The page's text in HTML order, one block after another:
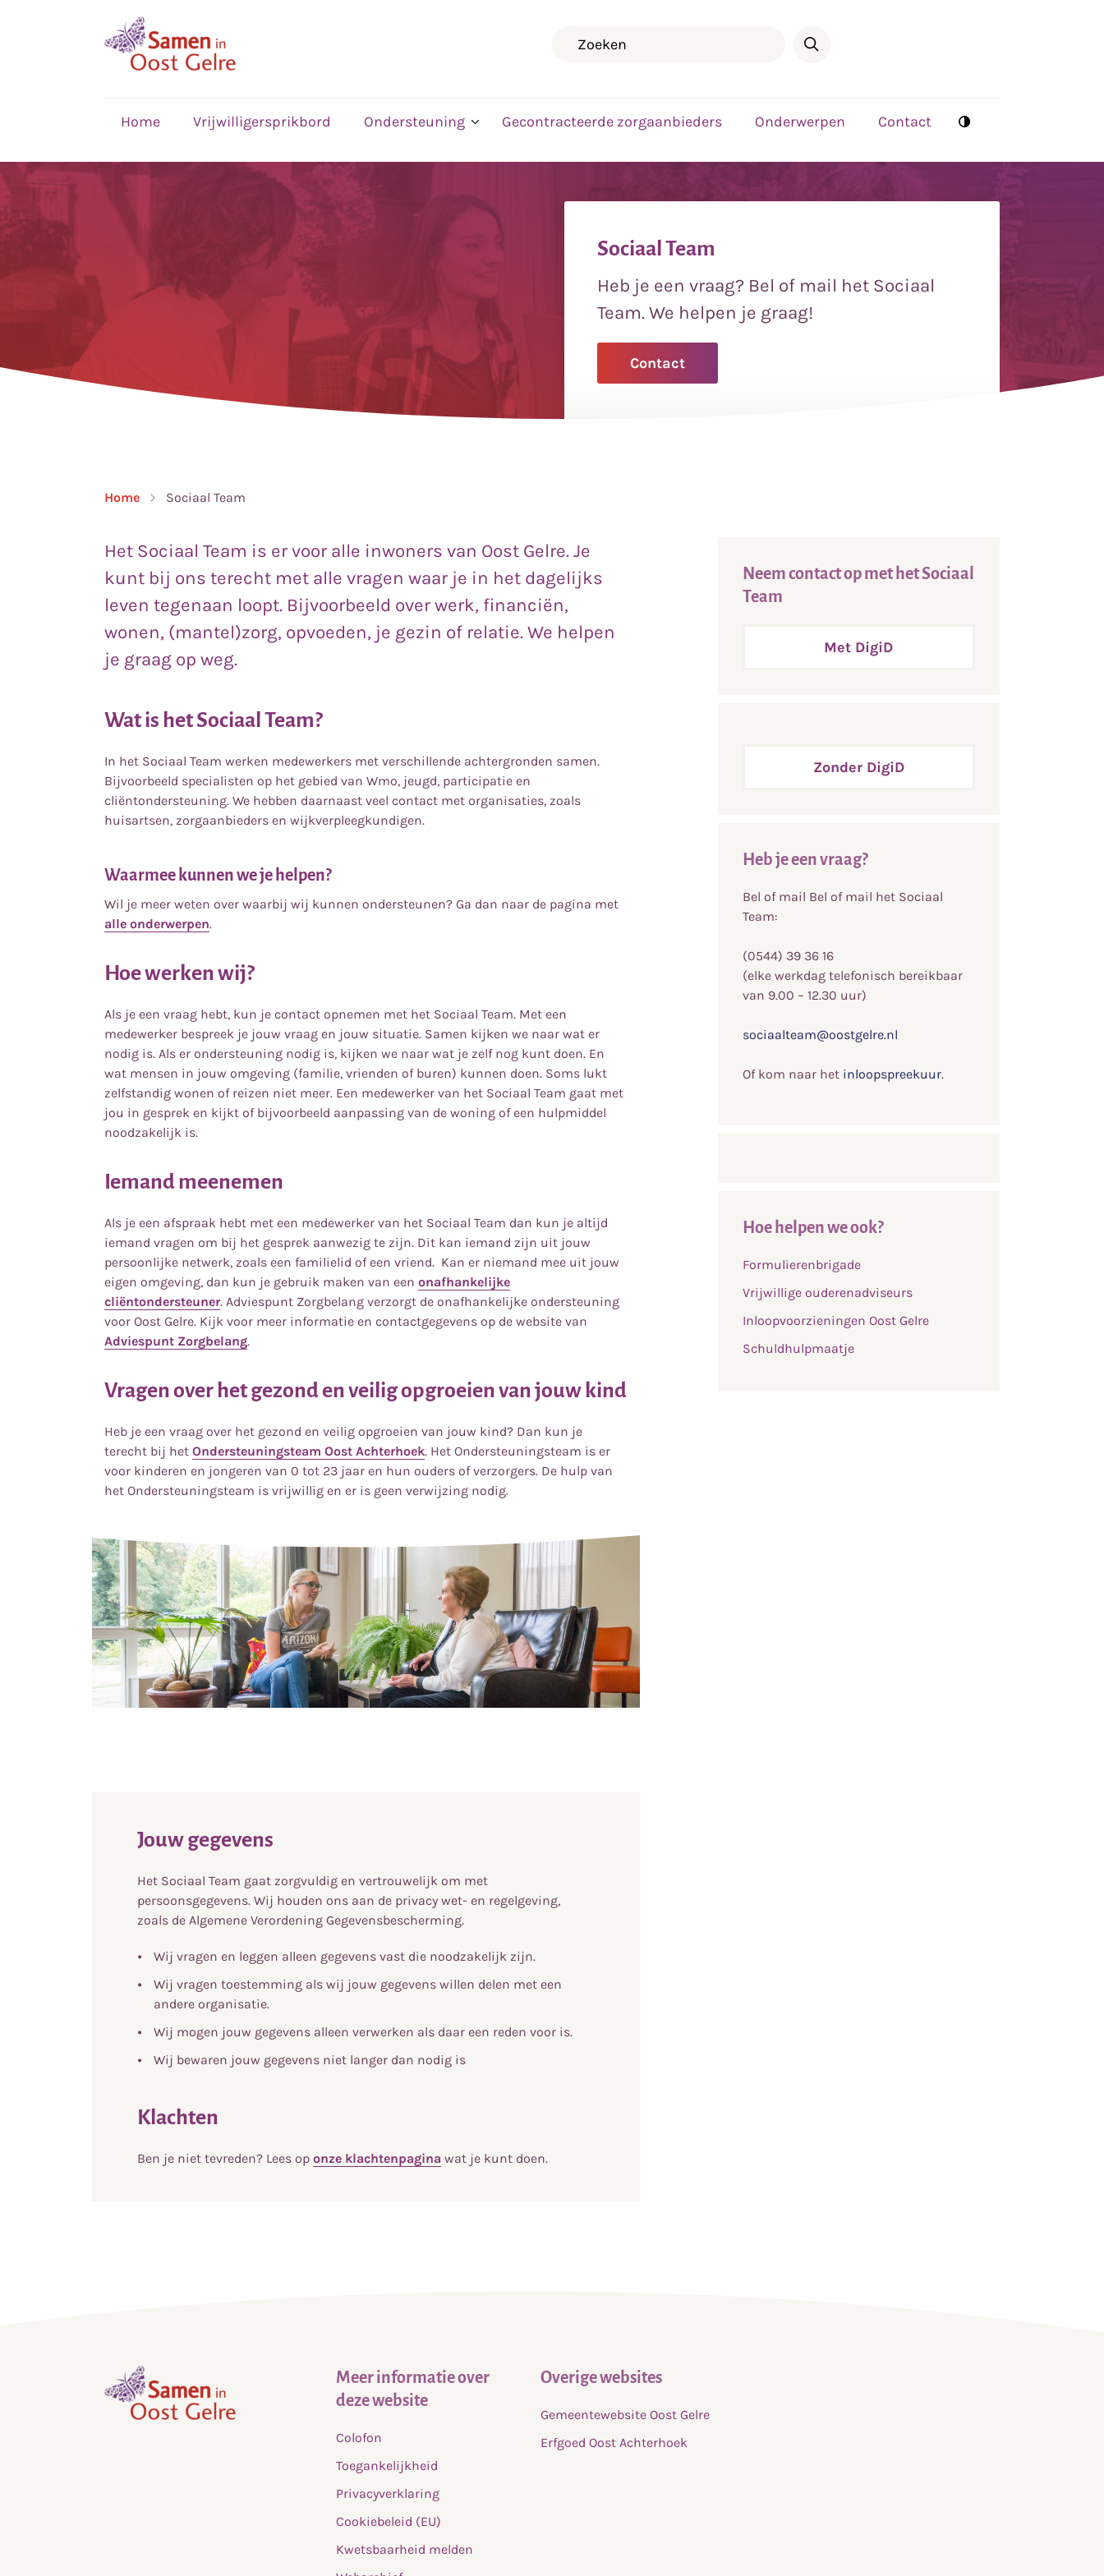
Home Vrijwilligersprikbord Ondersteuning Gecontracteerde zorgaanbieders Onderwerpen Contact
Sociaal Team
Heb je een vraag? Bel of mail het Sociaal
Team. We helpen je graag!
Contact
Home Sociaal Team
Het Sociaal Team is er voor alle inwoners van Oost Gelre. Je
kunt bij ons terecht met alle vragen waar je in het dagelijks
leven tegenaan loopt. Bijvoorbeeld over werk, financiën,
wonen, (mantel)zorg, opvoeden, je gezin of relatie. We helpen
je graag op weg.
Wat is het Sociaal Team?
In het Sociaal Team werken medewerkers met verschillende achtergronden samen.
Bijvoorbeeld specialisten op het gebied van Wmo, jeugd, participatie en
cliëntondersteuning. We hebben daarnaast veel contact met organisaties, zoals
huisartsen, zorgaanbieders en wijkverpleegkundigen.
Waarmee kunnen we je helpen?
Wil je meer weten over waarbij wij kunnen ondersteunen? Ga dan naar de pagina met
alle onderwerpen.
Hoe werken wij?
Als je een vraag hebt, kun je contact opnemen met het Sociaal Team. Met een
medewerker bespreek je jouw vraag en jouw situatie. Samen kijken we naar wat er
nodig is. Als er ondersteuning nodig is, kijken we naar wat je zelf nog kunt doen. En
wat mensen in jouw omgeving (familie, vrienden of buren) kunnen doen. Soms lukt
zelfstandig wonen of reizen niet meer. Een medewerker van het Sociaal Team gaat met
jou in gesprek en kijkt of bijvoorbeeld aanpassing van de woning of een hulpmiddel
noodzakelijk is.
Iemand meenemen
Als je een afspraak hebt met een medewerker van het Sociaal Team dan kun je altijd
iemand vragen om bij het gesprek aanwezig te zijn. Dit kan iemand zijn uit jouw
persoonlijke netwerk, zoals een familielid of een vriend. Kan er niemand mee uit jouw
eigen omgeving, dan kun je gebruik maken van een onafhankelijke
cliëntondersteuner. Adviespunt Zorgbelang verzorgt de onafhankelijke ondersteuning
voor Oost Gelre. Kijk voor meer informatie en contactgegevens op de website van
Adviespunt Zorgbelang.
Vragen over het gezond en veilig opgroeien van jouw kind
Heb je een vraag over het gezond en veilig opgroeien van jouw kind? Dan kun je
terecht bij het Ondersteuningsteam Oost Achterhoek. Het Ondersteuningsteam is er
voor kinderen en jongeren van 0 tot 23 jaar en hun ouders of verzorgers. De hulp van
het Ondersteuningsteam is vrijwillig en er is geen verwijzing nodig.
Jouw gegevens
Het Sociaal Team gaat zorgvuldig en vertrouwelijk om met
persoonsgegevens. Wij houden ons aan de privacy wet- en regelgeving,
zoals de Algemene Verordening Gegevensbescherming.
Wij vragen en leggen alleen gegevens vast die noodzakelijk zijn.
Wij vragen toestemming als wij jouw gegevens willen delen met een
andere organisatie.
Wij mogen jouw gegevens alleen verwerken als daar een reden voor is.
Wij bewaren jouw gegevens niet langer dan nodig is
Klachten
Ben je niet tevreden? Lees op onze klachtenpagina wat je kunt doen.
Neem contact op met het Sociaal
Team
Met DigiD
Zonder DigiD
Heb je een vraag?
Bel of mail Bel of mail het Sociaal
Team:
(0544) 39 36 16
(elke werkdag telefonisch bereikbaar
van 9.00 – 12.30 uur)
sociaalteam@oostgelre.nl
Of kom naar het inloopspreekuur.
Hoe helpen we ook?
Formulierenbrigade
Vrijwillige ouderenadviseurs
Inloopvoorzieningen Oost Gelre
Schuldhulpmaatje
Meer informatie over
deze website
Colofon
Toegankelijkheid
Privacyverklaring
Cookiebeleid (EU)
Kwetsbaarheid melden
Overige websites
Gemeentewebsite Oost Gelre
Erfgoed Oost Achterhoek